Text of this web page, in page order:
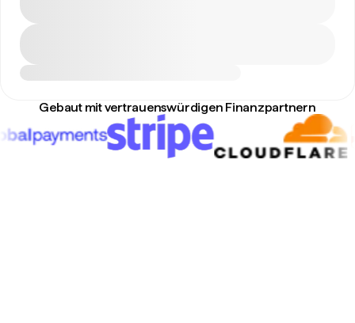
Gebaut mit vertrauenswürdigen Finanzpartnern